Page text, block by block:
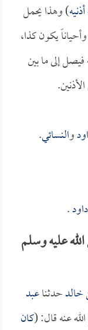
) وهذا يحمل
يكون كذا،
إلى ما بين
والنسائي.
.
عليه وسلم
خالدحدثناعبد
عنه قال: (كان